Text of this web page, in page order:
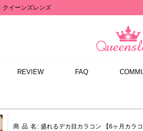
クイーンズレンズ
REVIEW FAQ
商 品 名: 盛れるデカ目カラコン 【6ヶ月カラ